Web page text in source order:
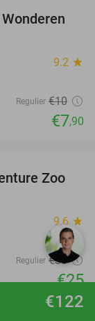
€122
21%
9.2 star
Regulier €10
€7,90
24%
Zoo
9.6 star
Regulier €33
€25
favorite_border